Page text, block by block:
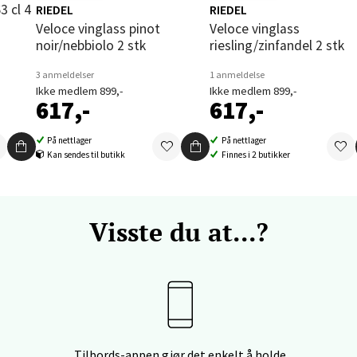
RIEDEL
Veloce vinglass pinot
noir/nebbiolo 2 stk
3 anmeldelser
Ikke medlem 899,-
617,-
På nettlager
Kan sendes til butikk
RIEDEL
Veloce vinglass
riesling/zinfandel 2 stk
1 anmeldelse
Ikke medlem 899,-
617,-
På nettlager
Finnes i 2 butikker
Visste du at...?
09-20
- Thon Senter Sandvika
7, 1338 Sandvika
dag 10-21